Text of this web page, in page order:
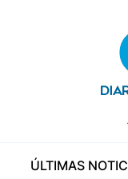
ÚLTIMAS